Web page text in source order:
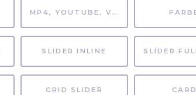
MP4, YOUTUBE, VIMEO
SLIDER INLINE SLIDER
GRID SLIDER